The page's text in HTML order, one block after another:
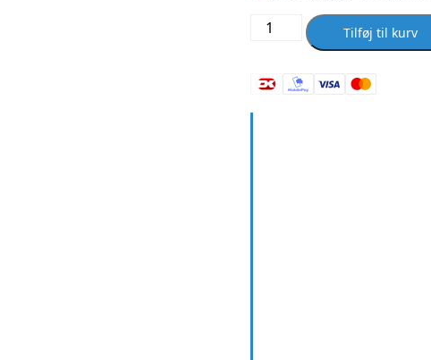
18mmtigrispex-
m/iso.
(9mm)50m
Tilføj til kurv